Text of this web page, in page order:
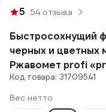
5 54 отзыва
Быстросохнущий
черных и цветных
Ржавомет profi
Код товара: 31709541
Вес нетто